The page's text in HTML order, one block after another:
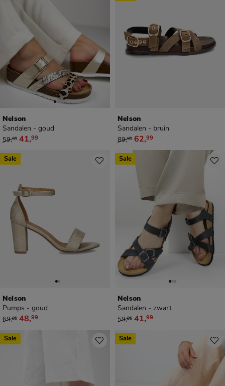
Nelson
Sandalen - goud
van € 59,99 voor € 41,99
59,99 41,99
Nelson
Sandalen - bruin
van € 89,99 voor € 62,99
89,99 62,99
Nelson
Pumps - goud
van € 69,99 voor € 48,99
69,99 48,99
Sale
Nelson
Sandalen - zwart
van € 59,99 voor € 41,99
59,99 41,99
Sale
Sale Sale